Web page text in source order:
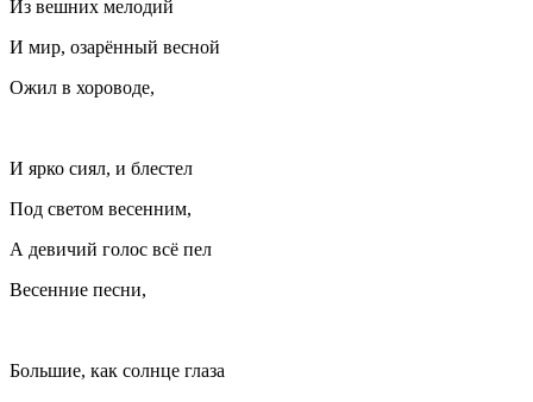
Из вешних мелодий
И мир, озарённый весной
Ожил в хороводе,
И ярко сиял, и блестел
Под светом весенним,
А девичий голос всё пел
Весенние песни,
Большие, как солнце глаза